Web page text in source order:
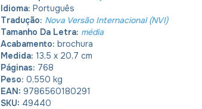
Idioma: Português
Tradução: Nova Versão Internacional (NVI)
Tamanho Da Letra: média
Acabamento: brochura
Medida: 13,5 x 20,7 cm
Páginas: 768
Peso: 0,550 kg
EAN: 9786560180291
SKU: 49440